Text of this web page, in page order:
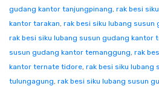
gudang kantor tanjungpinang, rak besi
kantor tarakan, rak besi siku lubang
rak besi siku lubang susun gudang kantor
susun gudang kantor temanggung, rak
kantor ternate tidore, rak besi siku lubang
tulungagung, rak besi siku lubang susun